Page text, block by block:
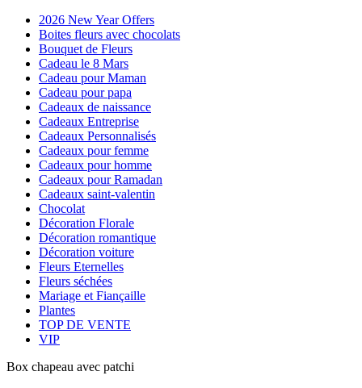
2026 New Year Offers
Boites fleurs avec chocolats
Bouquet de Fleurs
Cadeau le 8 Mars
Cadeau pour Maman
Cadeau pour papa
Cadeaux de naissance
Cadeaux Entreprise
Cadeaux Personnalisés
Cadeaux pour femme
Cadeaux pour homme
Cadeaux pour Ramadan
Cadeaux saint-valentin
Chocolat
Décoration Florale
Décoration romantique
Décoration voiture
Fleurs Eternelles
Fleurs séchées
Mariage et Fiançaille
Plantes
TOP DE VENTE
VIP
Box chapeau avec patchi